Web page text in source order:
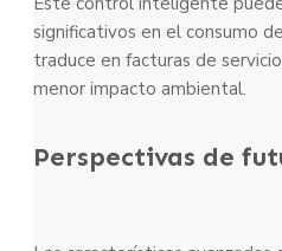
significativos en el consumo
traduce en facturas de
menor impacto ambiental.
Perspectivas de